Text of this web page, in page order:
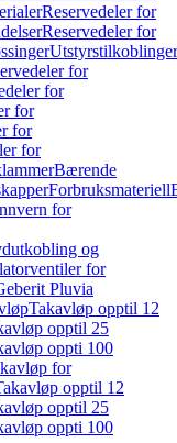
Reservedeler for
Reservedeler for
Utstyrstilkoblinger
for
for
for
for
for
Bærende
Forbruksmateriell
for
og
for
Pluvia
Takavløp opptil 12
opptil 25
oppti 100
for
opptil 12
opptil 25
oppti 100